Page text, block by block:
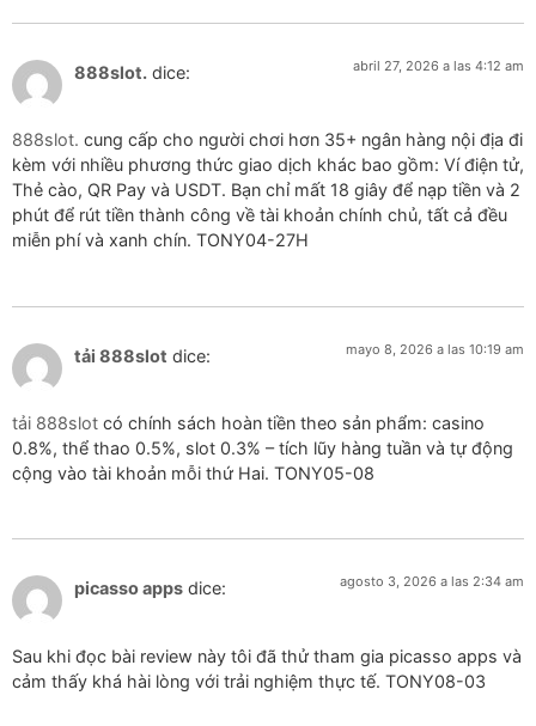
888slot. dice: abril 27, 2026 a las 4:12 am
888slot. cung cấp cho người chơi hơn 35+ ngân hàng nội địa đi
kèm với nhiều phương thức giao dịch khác bao gồm: Ví điện tử,
Thẻ cào, QR Pay và USDT. Bạn chỉ mất 18 giây để nạp tiền và 2
phút để rút tiền thành công về tài khoản chính chủ, tất cả đều
miễn phí và xanh chín. TONY04-27H
tải 888slot dice: mayo 8, 2026 a las 10:19 am
tải 888slot có chính sách hoàn tiền theo sản phẩm: casino
0.8%, thể thao 0.5%, slot 0.3% – tích lũy hàng tuần và tự động
cộng vào tài khoản mỗi thứ Hai. TONY05-08
picasso apps dice: agosto 3, 2026 a las 2:34 am
Sau khi đọc bài review này tôi đã thử tham gia picasso apps và
cảm thấy khá hài lòng với trải nghiệm thực tế. TONY08-03